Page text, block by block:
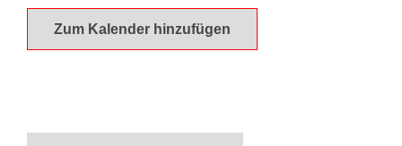
Zum Kalender hinzufügen